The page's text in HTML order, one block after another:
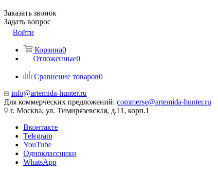
Заказать звонок
Задать вопрос
Войти
Корзина0
Отложенные0
Сравнение товаров0
info@artemida-hunter.ru
Для коммерческих предложений: commerse@artemida-hunter.ru
г. Москва, ул. Тимирязевская, д.11, корп.1
Вконтакте
Telegram
YouTube
Одноклассники
WhatsApp